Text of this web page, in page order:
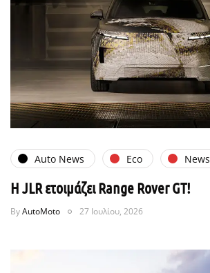
Auto News Eco News
H JLR ετοιμάζει Range Rover GT!
ByAutoMoto 27 Ιουλίου, 2026